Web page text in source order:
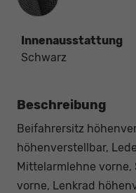
Innenausstattung
Schwarz
Beschreibung
Beifahrersitz
höhenverstellbar,
Mittelarmlehne vorne,
vorne, Lenkrad